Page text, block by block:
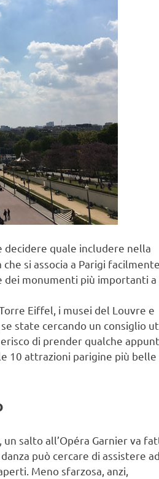
decidere quale includere nella
si associa a Parigi
dei monumenti più importanti a
Eiffel, i musei del Louvre e
state cercando un consiglio
di prender qualche
10 attrazioni parigine più belle
salto all’Opéra Garnier va
può cercare di assistere ad
Meno sfarzosa, anzi,